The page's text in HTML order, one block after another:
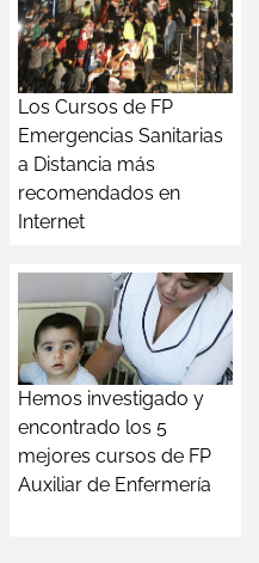
Los Cursos de FP
Emergencias Sanitarias
a Distancia más
recomendados en
Internet
Hemos investigado y
encontrado los 5
mejores cursos de FP
Auxiliar de Enfermería